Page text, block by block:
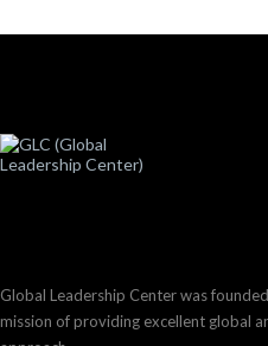
Global Leadership Center was
mission of providing excellent global